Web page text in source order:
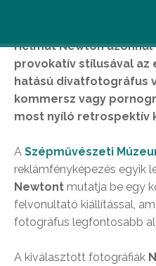
Helmut Newton
provokatív stílusával az
hatású divatfotográfus
kommersz vagy
most nyíló retrospektív
A Szépművészeti
reklámfényképezés egyik
Newtont mutatja be egy
felvonultató kiállítással,
fotográfus legfontosabb
A kiválasztott fotográfiák